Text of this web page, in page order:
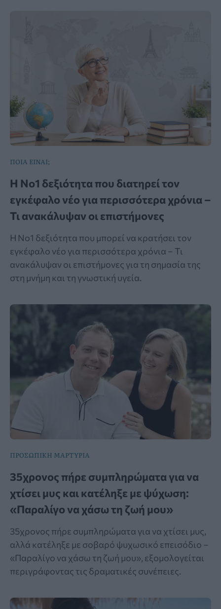
ΠΟΙΑ ΕΙΝΑΙ;
Η Νο1 δεξιότητα που διατηρεί τον
εγκέφαλο νέο για περισσότερα χρόνια –
Τι ανακάλυψαν οι επιστήμονες
Η Νο1 δεξιότητα που μπορεί να κρατήσει τον
εγκέφαλο νέο για περισσότερα χρόνια – Τι
ανακάλυψαν οι επιστήμονες για τη σημασία της
στη μνήμη και τη γνωστική υγεία.
ΠΡΟΣΩΠΙΚΗ ΜΑΡΤΥΡΙΑ
35χρονος πήρε συμπληρώματα για να
χτίσει μυς και κατέληξε με ψύχωση:
«Παραλίγο να χάσω τη ζωή μου»
35χρονος πήρε συμπληρώματα για να χτίσει μυς,
αλλά κατέληξε με σοβαρό ψυχωσικό επεισόδιο –
«Παραλίγο να χάσω τη ζωή μου», εξομολογείται
περιγράφοντας τις δραματικές συνέπειες.